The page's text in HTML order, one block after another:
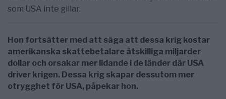
som USA inte gillar.
Hon fortsätter med att säga att dessa krig kostar
amerikanska skattebetalare åtskilliga miljarder
dollar och orsakar mer lidande i de länder där USA
driver krigen. Dessa krig skapar dessutom mer
otrygghet för USA, påpekar hon.